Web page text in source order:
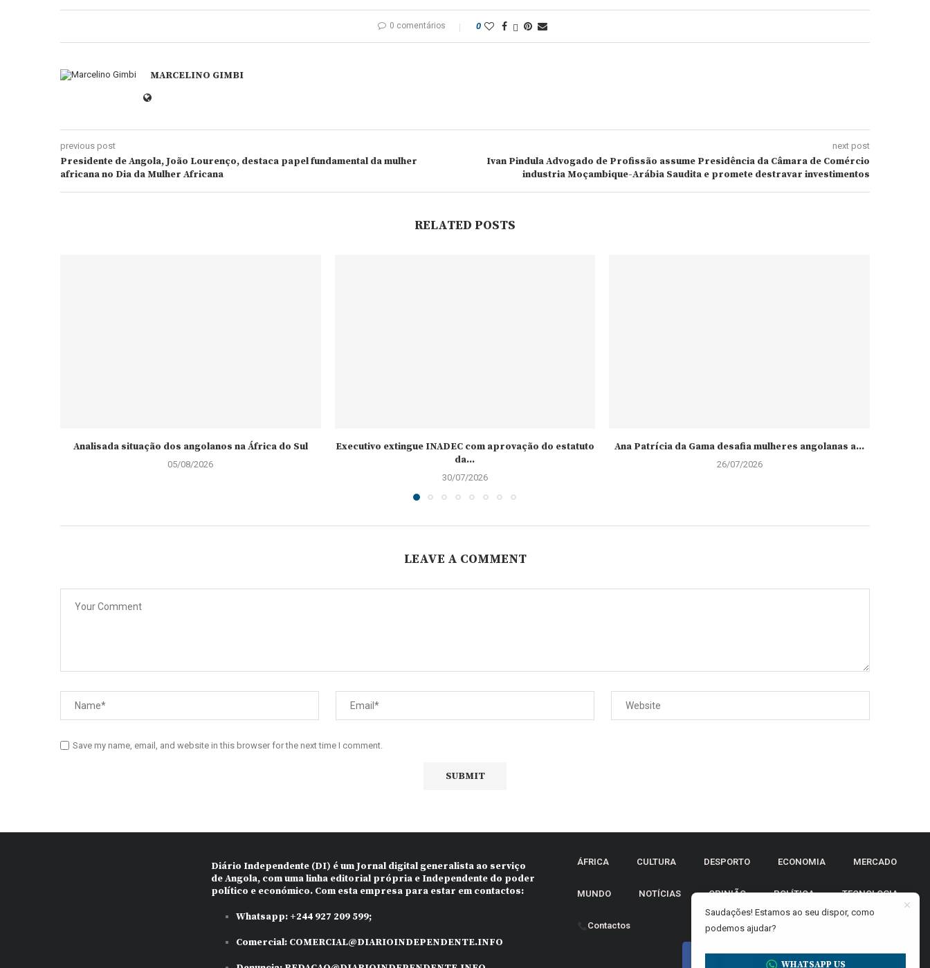
0 comentários 0
MARCELINO GIMBI
previous post
Presidente de Angola, João Lourenço, destaca papel fundamental da mulher
africana no Dia da Mulher Africana
next post
Ivan Pindula Advogado de Profissão assume Presidência da Câmara de Comércio
industria Moçambique-Arábia Saudita e promete destravar investimentos
RELATED POSTS
Analisada situação dos angolanos na África do Sul
05/08/2026
Executivo extingue INADEC com aprovação do estatuto
da...
30/07/2026
Ana Patrícia da Gama desafia mulheres angolanas a...
26/07/2026
LEAVE A COMMENT
Save my name, email, and website in this browser for the next time I comment.
Diário Independente (DI) é um Jornal digital generalista ao serviço
de Angola, com uma linha editorial própria e Independente do poder
político e económico. Com esta empresa para estar em contactos:
Whatsapp:+244 927 209 599;
Comercial: COMERCIAL@DIARIOINDEPENDENTE.INFO
ÁFRICA CULTURA DESPORTO ECONOMIA MERCADO
MUNDO NOTÍCIAS OPINIÃO POLÍTICA TECNOLOGIA
Contactos
Saudações! Estamos ao seu dispor, como
podemos ajudar?
WHATSAPP US